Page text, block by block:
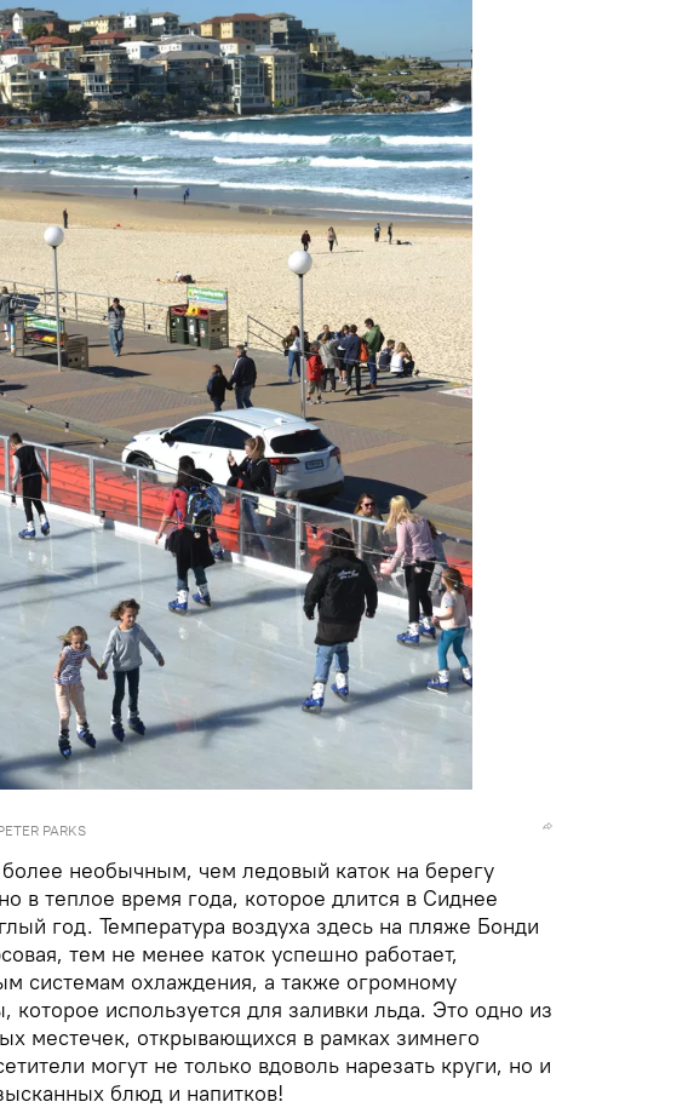
PARKS
необычным, чем ледовый каток на берегу
в теплое время года, которое длится в Сиднее
год. Температура воздуха здесь на пляже Бонди
тем не менее каток успешно работает,
системам охлаждения, а также огромному
которое используется для заливки льда. Это одно из
местечек, открывающихся в рамках зимнего
могут не только вдоволь нарезать круги, но и
блюд и напитков!